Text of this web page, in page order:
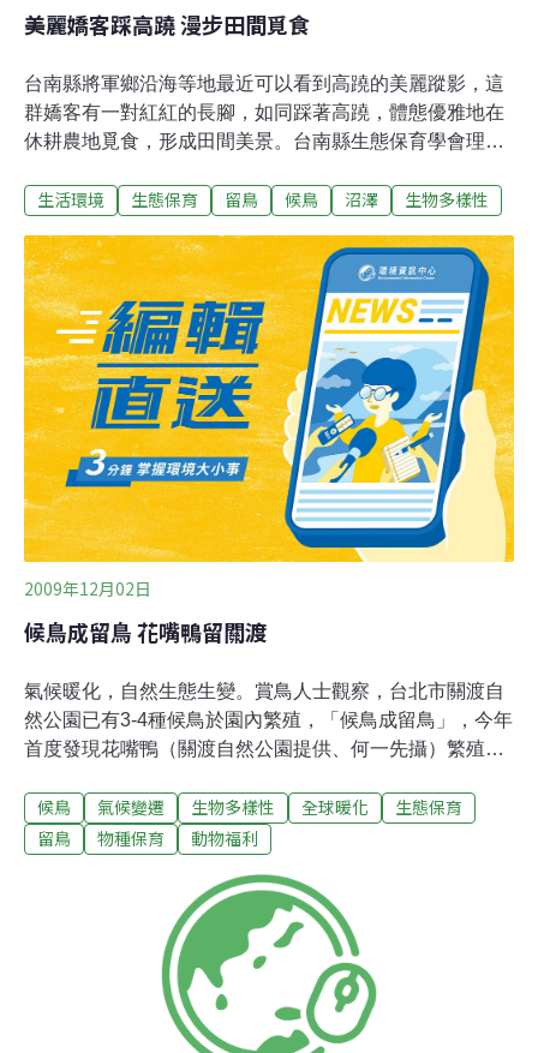
美麗嬌客踩高蹺 漫步田間覓食
台南縣將軍鄉沿海等地最近可以看到高蹺的美麗蹤影，這
群嬌客有一對紅紅的長腳，如同踩著高蹺，體態優雅地在
休耕農地覓食，形成田間美景。台南縣生態保育學會理事
機質及魚蝦類，有的休耕田園內擁有數量龐大的紅蟲，成
期出現在台灣的高蹺有的是來台度冬的候鳥，後來在台灣
繁殖，漸漸成為留鳥。高蹺非常膽小，且警覺性很高，邱
仁武呼籲來往人車減速慢行，不要鳴喇叭，以免驚嚇到這
一群美麗嬌客。
生活環境 生態保育 留鳥 候鳥 沼澤 生物多樣性
2009年12月02日
候鳥成留鳥 花嘴鴨留關渡
氣候暖化，自然生態生變。賞鳥人士觀察，台北市關渡自
然公園已有3-4種候鳥於園內繁殖，「候鳥成留鳥」，今年
首度發現花嘴鴨（關渡自然公園提供、何一先攝）繁殖後
地食物減少，也可能關渡濕地適合牠們。關渡自然公園管
理處處長何一先說，台灣每個月約有5萬隻候鳥過境，較
到約3千隻黑腹濱鷸，現在剩下到千隻。何一先分析，候
鳥減少可能原因包括環境變遷、棲地破壞。而氣溫升高使
得許多鳥類仰賴的濕地乾涸或消失，候鳥遷徙旅途延長，
增加遷移風險，生存受到挑戰。儘管數量減少，關渡自然
公園卻出現「候鳥成留鳥」的現象，何一先說，2005年首
度發現第一巢高蹺鴴於園區誕生，持續五年有高蹺鴴繁
候鳥 氣候變遷 生物多樣性 全球暖化
生態保育
留鳥
物種保育 動物福利